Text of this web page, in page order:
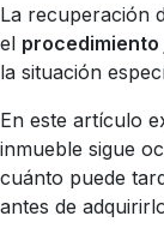
La recuperación
el
la situación
En este artículo
inmueble sigue
cuánto puede
antes de